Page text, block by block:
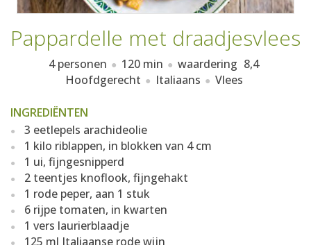
Pappardelle met draadjesvlees
4 personen 120 min waardering 8,4
Hoofdgerecht
Italiaans Vlees
INGREDIËNTEN
3 eetlepels arachideolie
1 kilo riblappen, in blokken van 4 cm
1 ui, fijngesnipperd
2 teentjes knoflook, fijngehakt
1 rode peper, aan 1 stuk
6 rijpe tomaten, in kwarten
1 vers laurierblaadje
125 ml Italiaanse rode wijn